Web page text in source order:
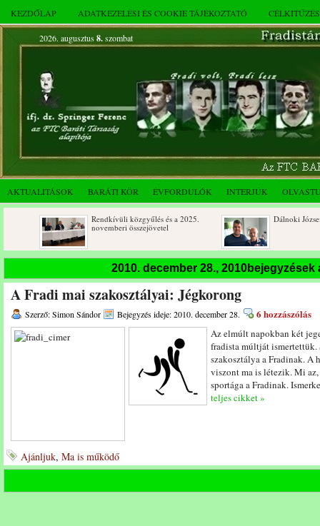
KEZDŐLAP ADATKEZELÉSI ÉS COOKIE TÁJÉKOZTATÓ
2026. augusztus 8.szombat
AKTUALITÁSOK BARÁTI KÖR ÉVFORDULÓK INTERJÚK
Rendkívüli közgyűlés és a 2025.
novemberi összejövetel
Dálnoki József 90 éves
2010. december 28., 2010bejegyzések
A Fradi mai szakosztályai: Jégkorong
Szerző: Simon Sándor Bejegyzés ideje: 2010. december 28. 6 hozzászólás
Az elmúlt napokban két
fradista múltját
szakosztálya a Fradinak. A
viszont ma is létezik. Mi
sportága a Fradinak.
teljes cikket »
Ajánljuk, Ma is működő